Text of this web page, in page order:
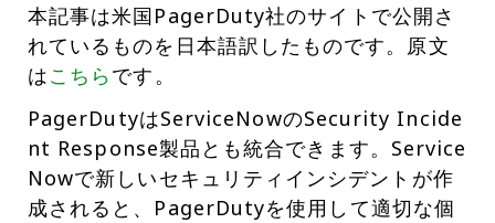
本記事は米国PagerDuty社のサイトで公開さ
れているものを日本語訳したものです。原文
はこちらです。
PagerDutyはServiceNowのSecurity Incide
nt Response製品とも統合できます。Service
Nowで新しいセキュリティインシデントが作
成されると、PagerDutyを使用して適切な個